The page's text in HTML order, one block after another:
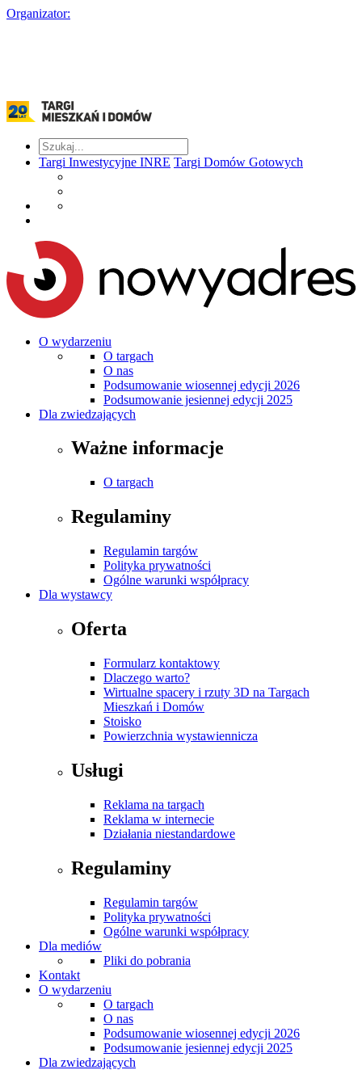
Organizator:
Targi Inwestycyjne INRE Targi Domów Gotowych
O wydarzeniu
O targach
O nas
Podsumowanie wiosennej edycji 2026
Podsumowanie jesiennej edycji 2025
Dla zwiedzających
Ważne informacje
O targach
Regulaminy
Regulamin targów
Polityka prywatności
Ogólne warunki współpracy
Dla wystawcy
Oferta
Formularz kontaktowy
Dlaczego warto?
Wirtualne spacery i rzuty 3D na Targach
Mieszkań i Domów
Stoisko
Powierzchnia wystawiennicza
Usługi
Reklama na targach
Reklama w internecie
Działania niestandardowe
Regulaminy
Regulamin targów
Polityka prywatności
Ogólne warunki współpracy
Dla mediów
Pliki do pobrania
Kontakt
O wydarzeniu
O targach
O nas
Podsumowanie wiosennej edycji 2026
Podsumowanie jesiennej edycji 2025
Dla zwiedzających